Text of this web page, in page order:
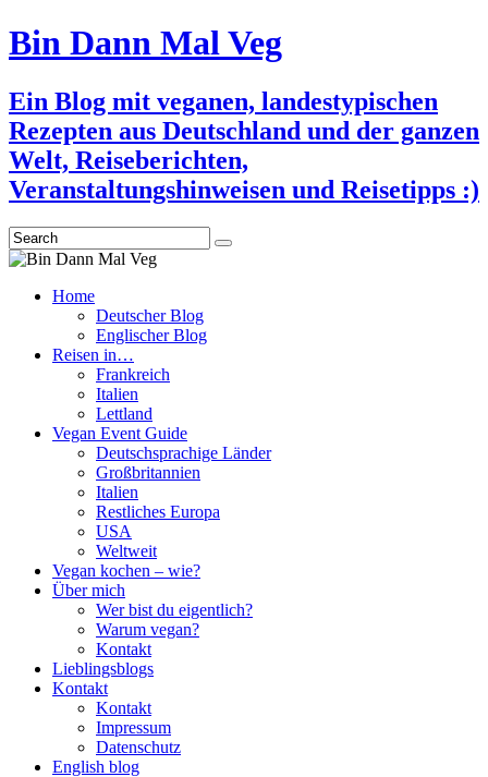
Bin Dann Mal Veg
Ein Blog mit veganen, landestypischen
Rezepten aus Deutschland und der ganzen
Welt, Reiseberichten,
Veranstaltungshinweisen und Reisetipps :)
Search
Home
Deutscher Blog
Englischer Blog
Reisen in…
Frankreich
Italien
Lettland
Vegan Event Guide
Deutschsprachige Länder
Großbritannien
Italien
Restliches Europa
USA
Weltweit
Vegan kochen – wie?
Über mich
Wer bist du eigentlich?
Warum vegan?
Kontakt
Lieblingsblogs
Kontakt
Kontakt
Impressum
Datenschutz
English blog